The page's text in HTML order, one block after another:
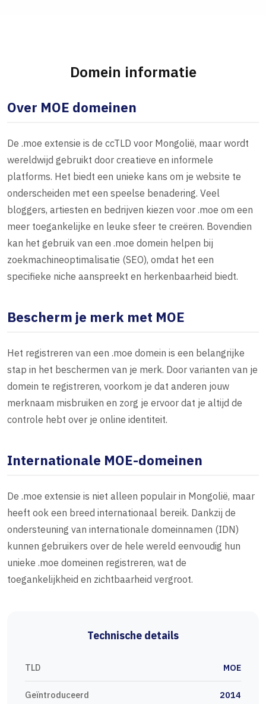
Domein informatie
Over MOE domeinen
De .moe extensie is de ccTLD voor Mongolië, maar wordt
wereldwijd gebruikt door creatieve en informele
platforms. Het biedt een unieke kans om je website te
onderscheiden met een speelse benadering. Veel
bloggers, artiesten en bedrijven kiezen voor .moe om een
meer toegankelijke en leuke sfeer te creëren. Bovendien
kan het gebruik van een .moe domein helpen bij
zoekmachineoptimalisatie (SEO), omdat het een
specifieke niche aanspreekt en herkenbaarheid biedt.
Bescherm je merk met MOE
Het registreren van een .moe domein is een belangrijke
stap in het beschermen van je merk. Door varianten van je
domein te registreren, voorkom je dat anderen jouw
merknaam misbruiken en zorg je ervoor dat je altijd de
controle hebt over je online identiteit.
Internationale MOE-domeinen
De .moe extensie is niet alleen populair in Mongolië, maar
heeft ook een breed internationaal bereik. Dankzij de
ondersteuning van internationale domeinnamen (IDN)
kunnen gebruikers over de hele wereld eenvoudig hun
unieke .moe domeinen registreren, wat de
toegankelijkheid en zichtbaarheid vergroot.
Technische details
TLD MOE
Geïntroduceerd 2014